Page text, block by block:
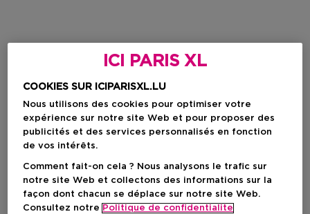
ICI PARIS XL
COOKIES SUR ICIPARISXL.LU
Nous utilisons des cookies pour optimiser votre
expérience sur notre site Web et pour proposer des
publicités et des services personnalisés en fonction
de vos intérêts.
Comment fait-on cela ? Nous analysons le trafic sur
notre site Web et collectons des informations sur la
façon dont chacun se déplace sur notre site Web.
Consultez notre Politique de confidentialite